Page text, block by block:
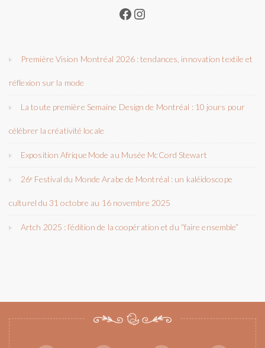
Facebook
Instagram
Première Vision Montréal 2026 : tendances, innovation textile et
réflexion sur la mode
La toute première Semaine Design de Montréal : 10 jours pour
célébrer la créativité locale
Exposition Afrique Mode au Musée McCord Stewart
26ᵉ Festival du Monde Arabe de Montréal : un kaléidoscope
culturel du 31 octobre au 16 novembre 2025
Artch 2025 : l’édition de la coopération et du “faire ensemble”